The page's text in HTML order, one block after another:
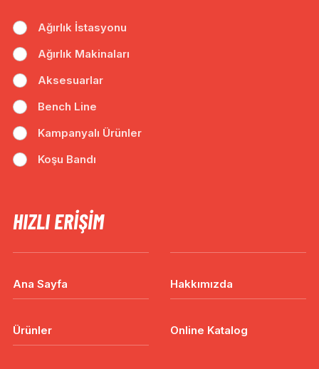
Ağırlık İstasyonu
Ağırlık Makinaları
Aksesuarlar
Bench Line
Kampanyalı Ürünler
Koşu Bandı
HIZLI ERIŞIM
Ana Sayfa Hakkımızda
Ürünler Online Katalog